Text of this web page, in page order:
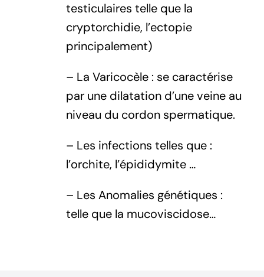
testiculaires telle que la
cryptorchidie, l’ectopie
principalement)
– La Varicocèle : se caractérise
par une dilatation d’une veine au
niveau du cordon spermatique.
– Les infections telles que :
l’orchite, l’épididymite …
– Les Anomalies génétiques :
telle que la mucoviscidose…